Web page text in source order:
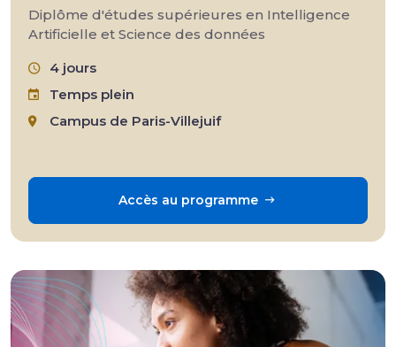
Diplôme d'études supérieures en Intelligence
Artificielle et Science des données
4 jours
Temps plein
Campus de Paris-Villejuif
Accès au programme